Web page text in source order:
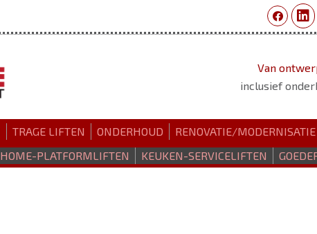
Van
inclusief
TRAGE LIFTEN ONDERHOUD RENOVATIE/MODERNISATIE
HOME-PLATFORMLIFTEN KEUKEN-SERVICELIFTEN